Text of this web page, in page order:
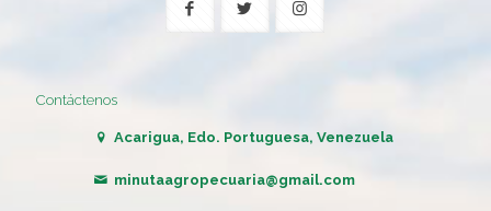
Contáctenos
Acarigua, Edo. Portuguesa, Venezuela
minutaagropecuaria@gmail.com